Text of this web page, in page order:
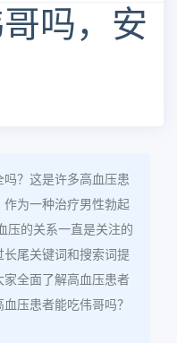
吗，安
？这是许多高血压患
为一种治疗男性勃起
压的关系一直是关注的
尾关键词和搜索词提
全面了解高血压患者
压患者能吃伟哥吗？